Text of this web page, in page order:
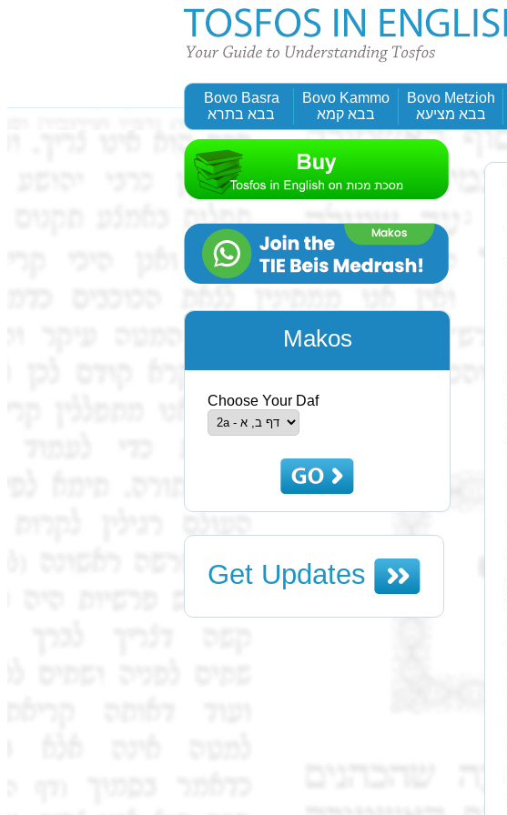
Bovo Basra
בבא בתרא
Bovo Kammo
בבא קמא
Bovo Metzioh
בבא מציעא
Makos
Choose Your Daf
Get Updates